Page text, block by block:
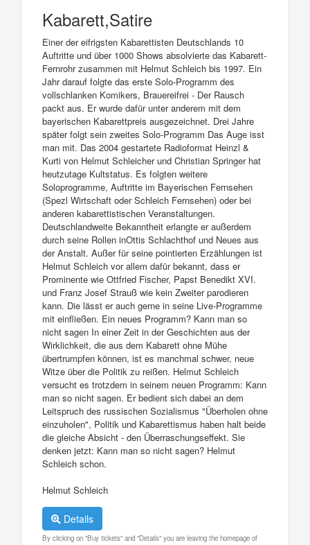
Kabarett,Satire
Einer der eifrigsten Kabarettisten Deutschlands 10
Auftritte und über 1000 Shows absolvierte das Kabarett-
Fernrohr zusammen mit Helmut Schleich bis 1997. Ein
Jahr darauf folgte das erste Solo-Programm des
vollschlanken Komikers, Brauereifrei - Der Rausch
packt aus. Er wurde dafür unter anderem mit dem
bayerischen Kabarettpreis ausgezeichnet. Drei Jahre
später folgt sein zweites Solo-Programm Das Auge isst
man mit. Das 2004 gestartete Radioformat Heinzl &
Kurti von Helmut Schleicher und Christian Springer hat
heutzutage Kultstatus. Es folgten weitere
Soloprogramme, Auftritte im Bayerischen Fernsehen
(Spezl Wirtschaft oder Schleich Fernsehen) oder bei
anderen kabarettistischen Veranstaltungen.
Deutschlandweite Bekanntheit erlangte er außerdem
durch seine Rollen inOttis Schlachthof und Neues aus
der Anstalt. Außer für seine pointierten Erzählungen ist
Helmut Schleich vor allem dafür bekannt, dass er
Prominente wie Ottfried Fischer, Papst Benedikt XVI.
und Franz Josef Strauß wie kein Zweiter parodieren
kann. Die lässt er auch gerne in seine Live-Programme
mit einfließen. Ein neues Programm? Kann man so
nicht sagen In einer Zeit in der Geschichten aus der
Wirklichkeit, die aus dem Kabarett ohne Mühe
übertrumpfen können, ist es manchmal schwer, neue
Witze über die Politik zu reißen. Helmut Schleich
versucht es trotzdem in seinem neuen Programm: Kann
man so nicht sagen. Er bedient sich dabei an dem
Leitspruch des russischen Sozialismus "Überholen ohne
einzuholen", Politik und Kabarettismus haben halt beide
die gleiche Absicht - den Überraschungseffekt. Sie
denken jetzt: Kann man so nicht sagen? Helmut
Schleich schon.
Helmut Schleich
Details
By clicking on "Buy tickets" and "Details" you are leaving the homepage of